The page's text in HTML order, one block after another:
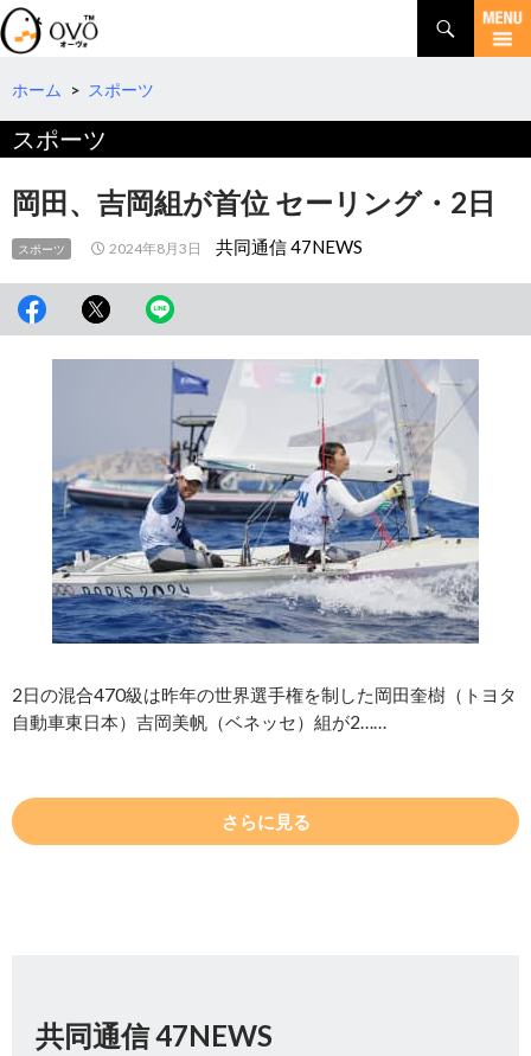
検
索
コ
テ
へ
移
動
ホーム > スポーツ
スポーツ
岡田、吉岡組が首位 セーリング・2日
スポーツ 2024年8月3日 共同通信 47NEWS
2日の混合470級は昨年の世界選手権を制した岡田奎樹（トヨタ
自動車東日本）吉岡美帆（ベネッセ）組が2……
さらに見る
共同通信 47NEWS